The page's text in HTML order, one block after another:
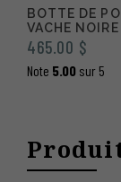
BOTTE DE
VACHE NOIRE
465.00 $
Note 5.00 sur 5